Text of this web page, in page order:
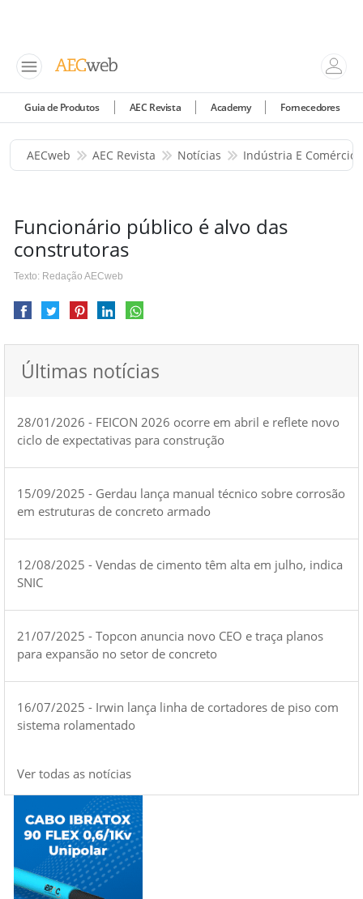
Guia de Produtos AEC Revista Academy Fornecedores
AECweb AEC Revista Notícias Indústria E Comércio
Funcionário público é alvo das
construtoras
Texto: Redação AECweb
Últimas notícias
28/01/2026 - FEICON 2026 ocorre em abril e reflete novo
ciclo de expectativas para construção
15/09/2025 - Gerdau lança manual técnico sobre corrosão
em estruturas de concreto armado
12/08/2025 - Vendas de cimento têm alta em julho, indica
SNIC
21/07/2025 - Topcon anuncia novo CEO e traça planos
para expansão no setor de concreto
16/07/2025 - Irwin lança linha de cortadores de piso com
sistema rolamentado
Ver todas as notícias